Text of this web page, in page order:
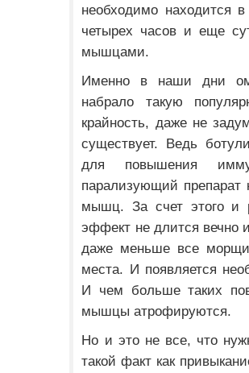
необходимо находится
четырех часов и еще
мышцами.
Именно в наши дни
набрало такую
крайность, даже не
существует. Ведь
для повышения
парализующий препарат
мышц. За счет этого и
эффект не длится вечно
даже меньше все
места. И появляется
И чем больше таких
мышцы атрофируются.
Но и это не все, что
такой факт как